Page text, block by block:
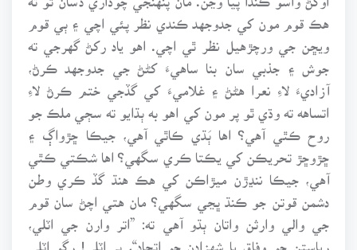
هڪ قوم مون کي جدوجهد ڪندي نظر پئي اچي ۽ ٻي قوم
ويڇن جي ورچڙهيل نظر ٿي اچي. اهو ياد رکڻ گهرجي ته
جوش ۽ جذبي سان بنا ساهيءَ کڻڻ جي جدوجهد ڪرڻ،
آزاديءَ لاءِ نعرا هڻڻ ۽ غلاميءَ کي گڏجي ختم ڪرڻ لاءِ
اتساهه ته وڌي ٿو پر مون کي اهو به ٻڌايو ته سڄي ملڪ جو
روح ڪٿي آهي؟ اها ٻَڌي ڪاٿي آهي، جيڪا ڇڙواڳ ۽
ڇڙوڇڙ تحريڪن کي يڪتا ڪري سگهي؟ اها شڪتي ڪٿي
آهي، جيڪا ننڍڙن ميڙاڪن کي هڪ هنڌ گڏ ڪري وطن
دشمن قوتن جو ڪنڌ ڀڃي سگهي؟ مان هتي اچڻ سان قوم
جي والي وارثن واتان ٻڌو آهي ته: ”اتر وارن جي اٽلي،
رياستن جو وفاق يا شهزادن جو اتحاد“، پر اٽلي! رڳو اٽلي